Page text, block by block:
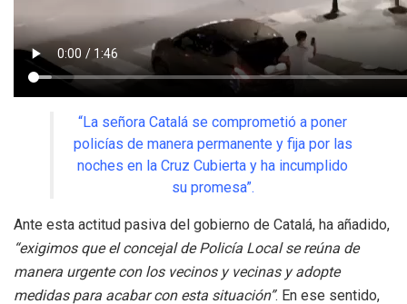
“La señora Catalá se comprometió a poner
policías de manera permanente y fija por las
noches en la Cruz Cubierta y ha incumplido
su promesa”.
Ante esta actitud pasiva del gobierno de Catalá, ha añadido,
“exigimos que el concejal de Policía Local se reúna de
manera urgente con los vecinos y vecinas y adopte
medidas para acabar con esta situación”. En ese sentido,